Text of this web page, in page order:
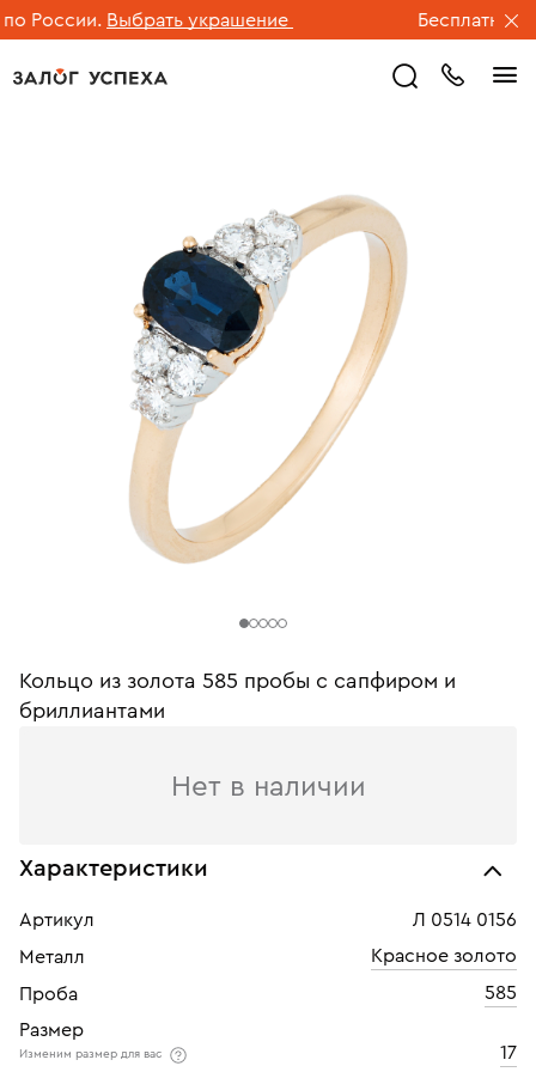
России. Выбрать украшение Бесплатная
Кольцо из золота 585 пробы c сапфиром и
бриллиантами
Нет в наличии
Характеристики
Артикул
Л 0514 0156
Металл
Красное золото
Проба
585
Размер
Изменим размер для вас
17